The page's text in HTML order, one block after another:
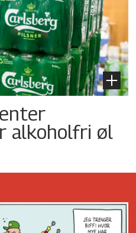
alkoholfri øl